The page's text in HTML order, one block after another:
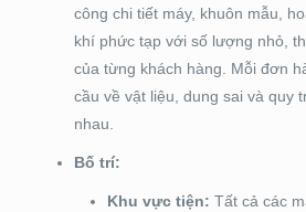
công chi tiết máy, khuôn mẫu,
khí phức tạp với số lượng nhỏ,
của từng khách hàng. Mỗi đơn
cầu về vật liệu, dung sai và quy
nhau.
Bố trí:
Khu vực tiện: Tất cả các